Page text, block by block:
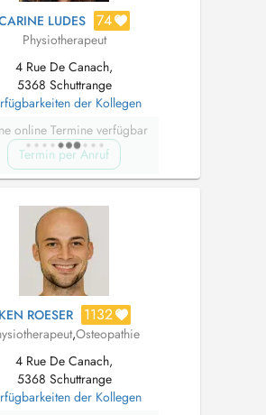
LUDES 74
Physiotherapeut
4 Rue De Canach,
5368 Schuttrange
der Kollegen
online Termine verfügbar
Termin per Anruf
KEN ROESER 1132
,Osteopathie
4 Rue De Canach,
5368 Schuttrange
der Kollegen